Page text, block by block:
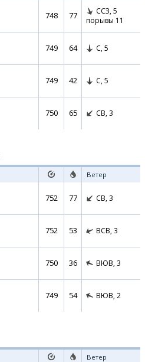
748 77 ССЗ, 5
порывы 11
749 64 С, 5
749 42 С, 5
750 65 СВ, 3
Ветер
752 77 СВ, 3
752 53 ВСВ, 3
750 36 ВЮВ, 3
749 54 ВЮВ, 2
Ветер